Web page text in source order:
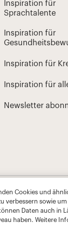
Cookies und
verbessern sowie
Daten auch in
haben. Weitere